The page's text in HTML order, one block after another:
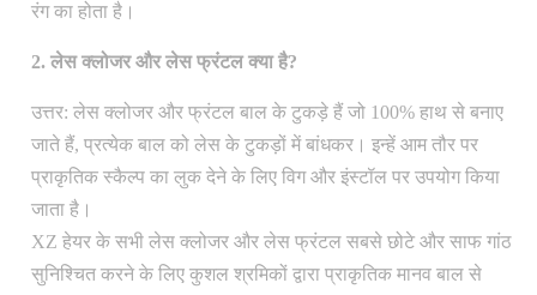
रंग का होता है।
2. लेस क्लोजर और लेस फ्रंटल क्या है?
उत्तर: लेस क्लोजर और फ्रंटल बाल के टुकड़े हैं जो 100% हाथ से बनाए
जाते हैं, प्रत्येक बाल को लेस के टुकड़ों में बांधकर। इन्हें आम तौर पर
प्राकृतिक स्कैल्प का लुक देने के लिए विग और इंस्टॉल पर उपयोग किया
जाता है।
XZ हेयर के सभी लेस क्लोजर और लेस फ्रंटल सबसे छोटे और साफ गांठ
सुनिश्चित करने के लिए कुशल श्रमिकों द्वारा प्राकृतिक मानव बाल से